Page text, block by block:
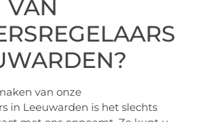
VAN
van onze
in Leeuwarden is het slechts